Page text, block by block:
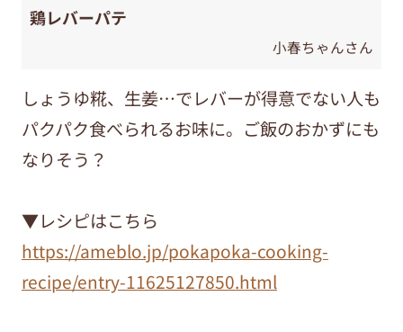
鶏レバーパテ
小春ちゃんさん
しょうゆ糀、生姜…でレバーが得意でない人も
パクパク食べられるお味に。ご飯のおかずにも
なりそう？
▼レシピはこちら
https://ameblo.jp/pokapoka-cooking-
recipe/entry-11625127850.html